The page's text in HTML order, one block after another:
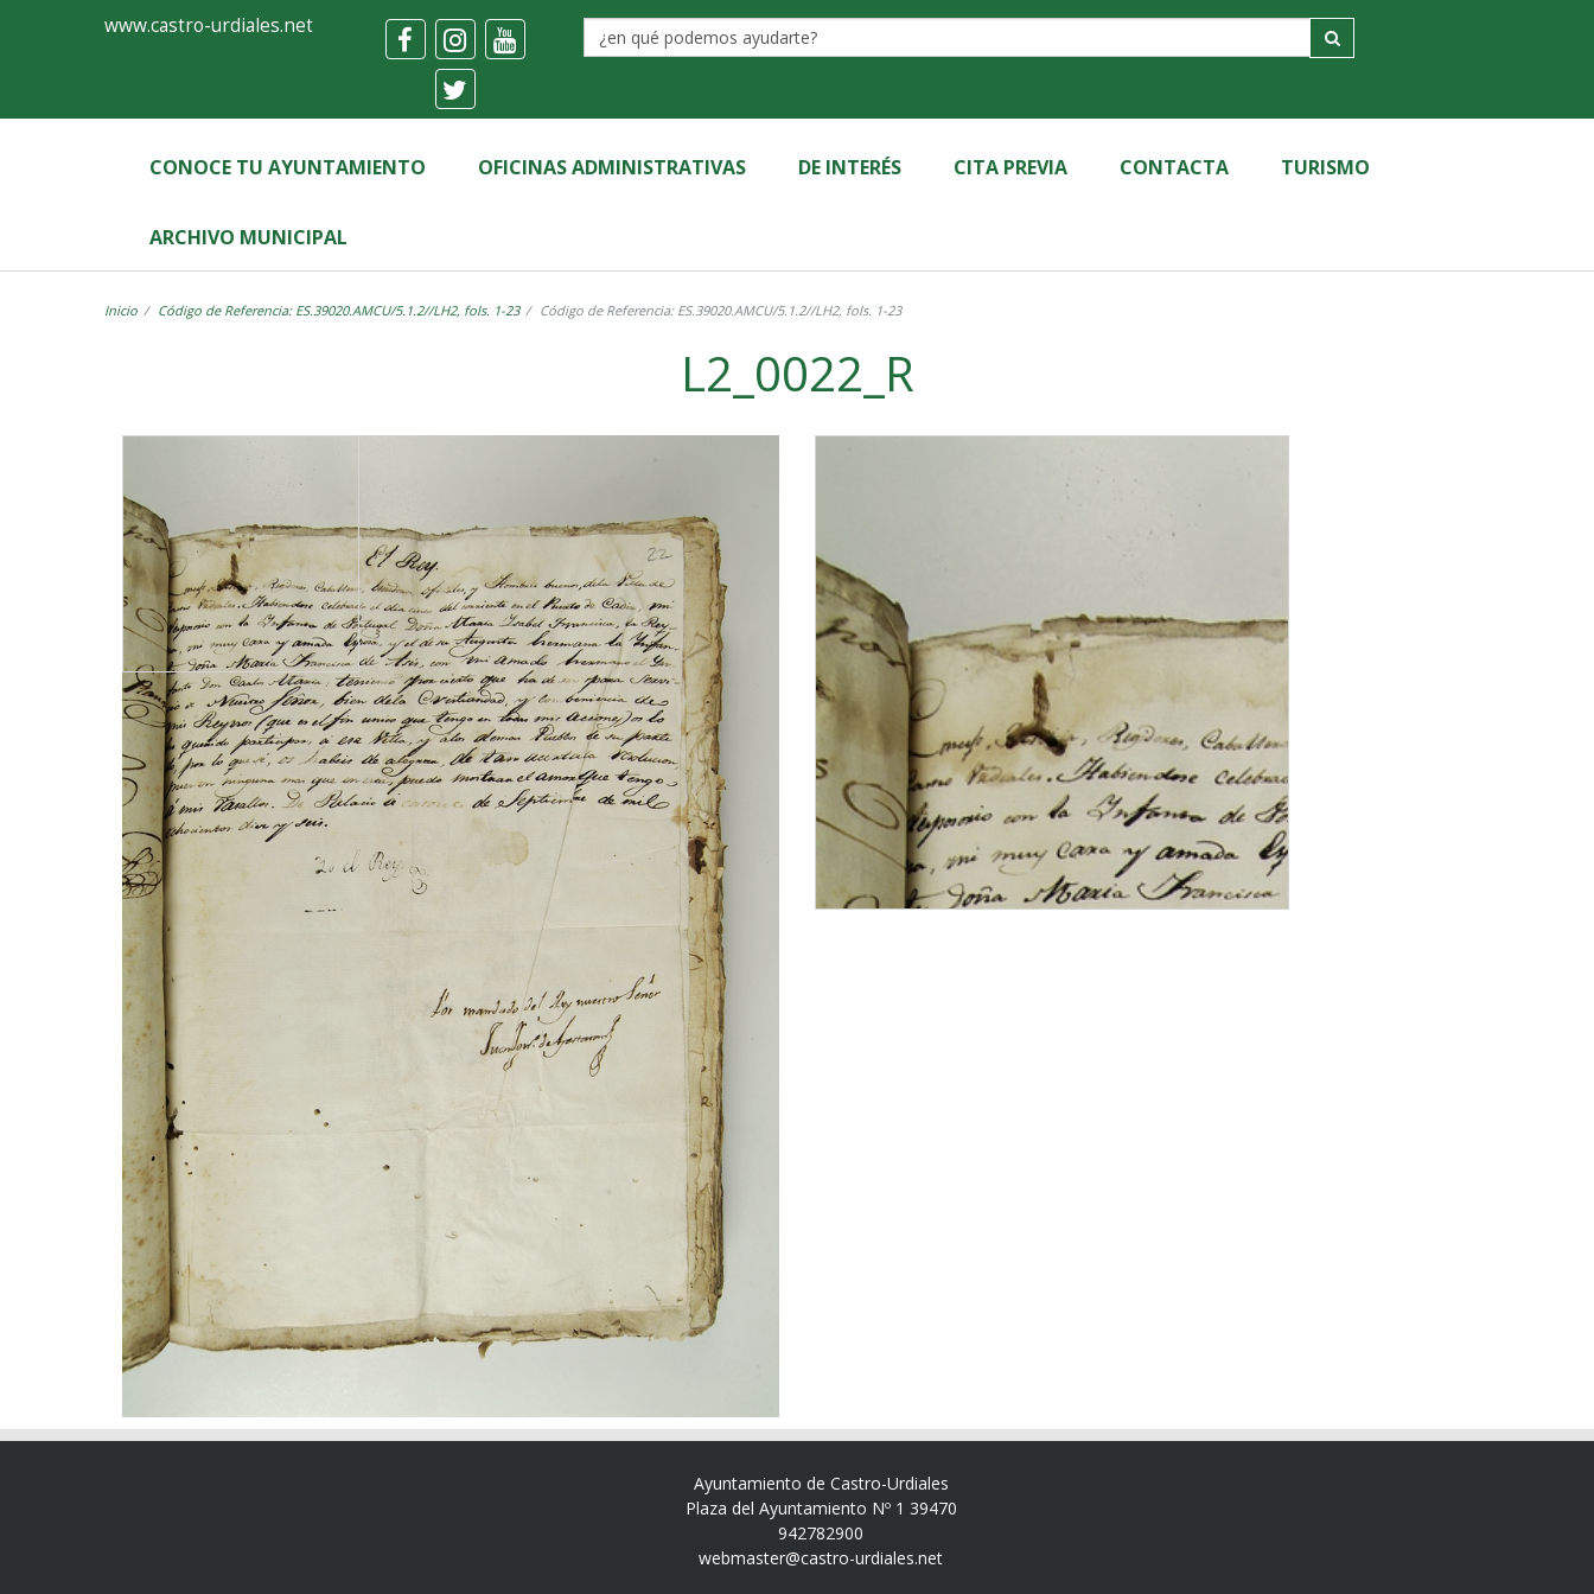
Ayuntamiento
Castro-
Urdiales
www.castro-urdiales.net
CONOCE TU AYUNTAMIENTO OFICINAS ADMINISTRATIVAS DE INTERÉS CITA PREVIA CONTACTA TURISMO
ARCHIVO MUNICIPAL
Inicio Código de Referencia: ES.39020.AMCU/5.1.2//LH2, fols. 1-23 Código de Referencia: ES.39020.AMCU/5.1.2//LH2, fols. 1-23
L2_0022_R
Ayuntamiento de Castro-Urdiales
Plaza del Ayuntamiento Nº 1 39470
942782900
webmaster@castro-urdiales.net